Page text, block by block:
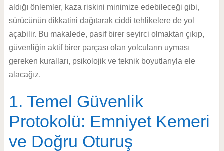
aldığı önlemler, kaza riskini minimize edebileceği gibi,
sürücünün dikkatini dağıtarak ciddi tehlikelere de yol
açabilir. Bu makalede, pasif birer seyirci olmaktan çıkıp,
güvenliğin aktif birer parçası olan yolcuların uyması
gereken kuralları, psikolojik ve teknik boyutlarıyla ele
alacağız.
1. Temel Güvenlik
Protokolü: Emniyet Kemeri
ve Doğru Oturuş